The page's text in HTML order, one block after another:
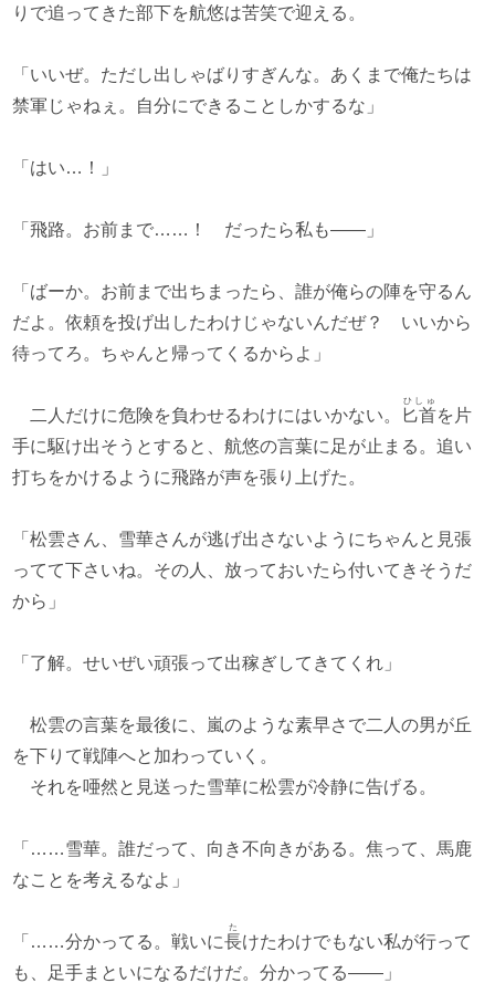
りで追ってきた部下を航悠は苦笑で迎える。
「いいぜ。ただし出しゃばりすぎんな。あくまで俺たちは
禁軍じゃねぇ。自分にできることしかするな」
「はい…！」
「飛路。お前まで……！ だったら私も――」
「ばーか。お前まで出ちまったら、誰が俺らの陣を守るん
だよ。依頼を投げ出したわけじゃないんだぜ？ いいから
待ってろ。ちゃんと帰ってくるからよ」
二人だけに危険を負わせるわけにはいかない。 匕首
ひしゅ
を片
手に駆け出そうとすると、航悠の言葉に足が止まる。追い
打ちをかけるように飛路が声を張り上げた。
「松雲さん、雪華さんが逃げ出さないようにちゃんと見張
ってて下さいね。その人、放っておいたら付いてきそうだ
から」
「了解。せいぜい頑張って出稼ぎしてきてくれ」
松雲の言葉を最後に、嵐のような素早さで二人の男が丘
を下りて戦陣へと加わっていく。
それを唖然と見送った雪華に松雲が冷静に告げる。
「……雪華。誰だって、向き不向きがある。焦って、馬鹿
なことを考えるなよ」
「……分かってる。戦いに長
た
けたわけでもない私が行って
も、足手まといになるだけだ。分かってる――」